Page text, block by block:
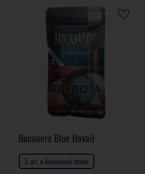
Bucanero Blue Havaii
5 шт. в бумажной пачке